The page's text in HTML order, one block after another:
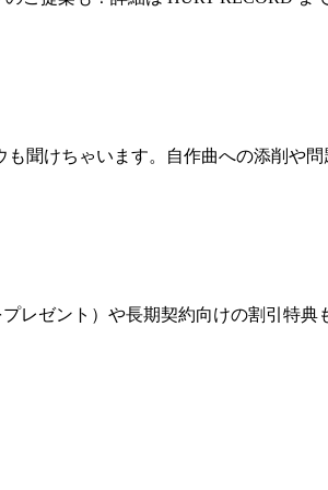
聞けちゃいます。自作曲への添削や問
レゼント）や長期契約向けの割引特典